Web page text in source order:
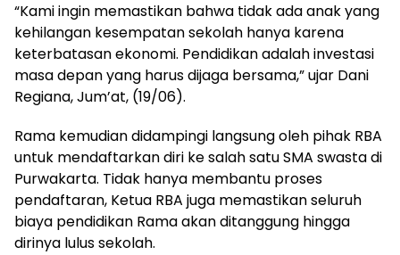
“Kami ingin memastikan bahwa tidak ada anak yang
kehilangan kesempatan sekolah hanya karena
keterbatasan ekonomi. Pendidikan adalah investasi
masa depan yang harus dijaga bersama,” ujar Dani
Regiana, Jum’at, (19/06).
Rama kemudian didampingi langsung oleh pihak RBA
untuk mendaftarkan diri ke salah satu SMA swasta di
Purwakarta. Tidak hanya membantu proses
pendaftaran, Ketua RBA juga memastikan seluruh
biaya pendidikan Rama akan ditanggung hingga
dirinya lulus sekolah.